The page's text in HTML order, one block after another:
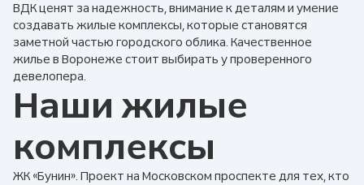
ВДК ценят за надежность, внимание к деталям и умение
создавать жилые комплексы, которые становятся
заметной частью городского облика. Качественное
жилье в Воронеже стоит выбирать у проверенного
девелопера.
Наши жилые
комплексы
ЖК «Бунин». Проект на Московском проспекте для тех, кто